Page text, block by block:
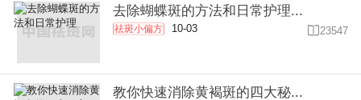
去除蝴蝶斑的方法和日常护理...
祛斑小偏方 10-03 23547
教你快速消除黄褐斑的四大秘...